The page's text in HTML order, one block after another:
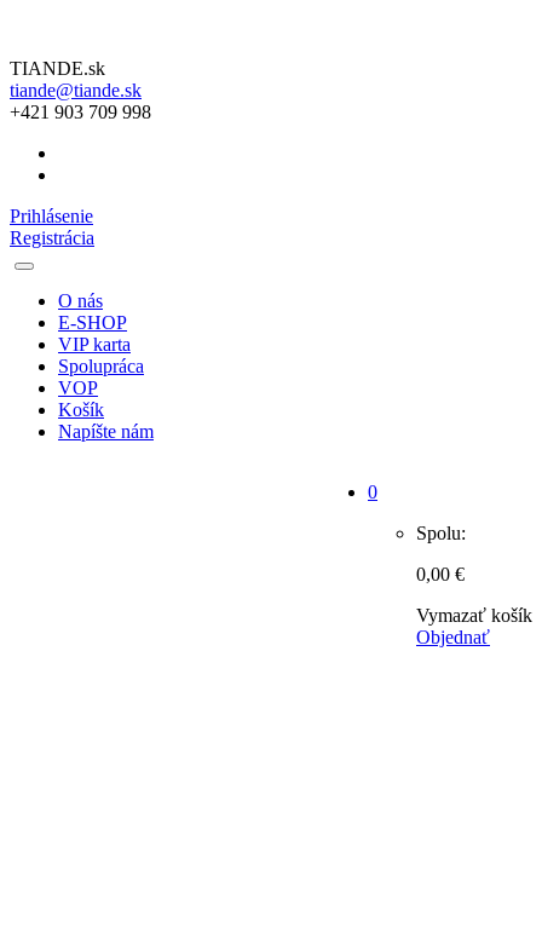
TIANDE.sk
tiande@tiande.sk
+421 903 709 998
Prihlásenie
Registrácia
O nás
E-SHOP
VIP karta
Spolupráca
VOP
Košík
Napíšte nám
0
Spolu:
0,00 €
Vymazať košík
Objednať